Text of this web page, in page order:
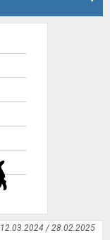
12.03.2024 / 28.02.2025